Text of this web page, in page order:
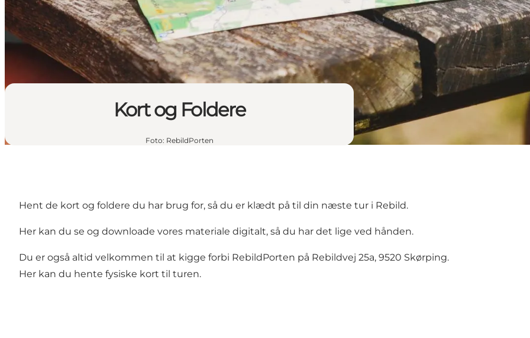
Kort og Foldere
Foto: RebildPorten
Hent de kort og foldere du har brug for, så du er klædt på til din næste tur i Rebild.
Her kan du se og downloade vores materiale digitalt, så du har det lige ved hånden.
Du er også altid velkommen til at kigge forbi RebildPorten på Rebildvej 25a, 9520 Skørping.
Her kan du hente fysiske kort til turen.